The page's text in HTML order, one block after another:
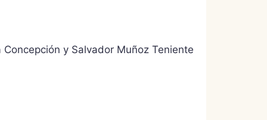
y Salvador Muñoz Teniente